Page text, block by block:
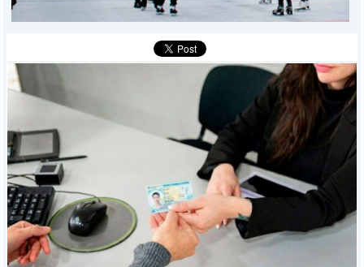
BÚSQUEDA